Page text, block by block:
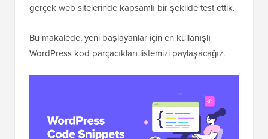
gerçek web sitelerinde kapsamlı bir şekilde test ettik.
Bu makalede, yeni başlayanlar için en kullanışlı
WordPress kod parçacıkları listemizi paylaşacağız.